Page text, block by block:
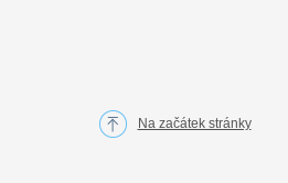
Na začátek stránky